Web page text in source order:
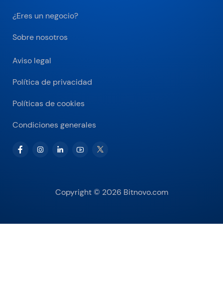
¿Eres un negocio?
Sobre nosotros
Aviso legal
Política de privacidad
Políticas de cookies
Condiciones generales
Copyright © 2026 Bitnovo.com